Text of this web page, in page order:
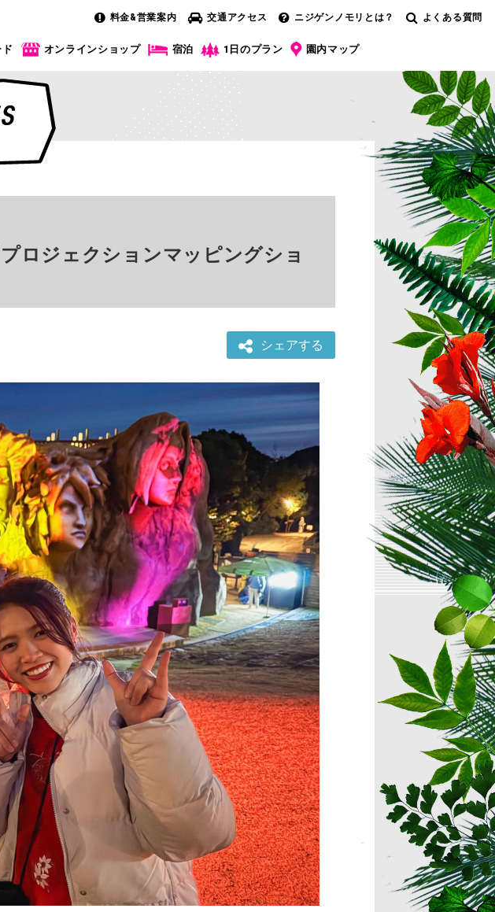
料金&営業案内 交通アクセス ニジゲンノモリとは？ よくある質問
オンラインショップ 宿泊 1日のプラン 園内マップ
プロジェクションマッピングショ
シェアする